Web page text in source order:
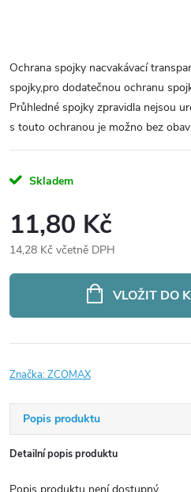
Ochrana spojky nacvakávací
spojky,pro dodatečnou ochranu
Průhledné spojky zpravidla nejsou
s touto ochranou je možno bez
Skladem
11,80 Kč
14,28 Kč včetně DPH
VLOŽIT DO
Značka:ZCOMAX
Popis produktu
Detailní popis produktu